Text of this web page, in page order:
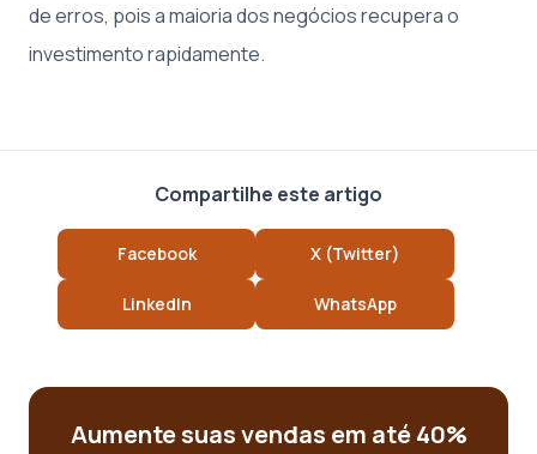
de erros, pois a maioria dos negócios recupera o
investimento rapidamente.
Compartilhe este artigo
Facebook X (Twitter)
LinkedIn WhatsApp
Aumente suas vendas em até 40%